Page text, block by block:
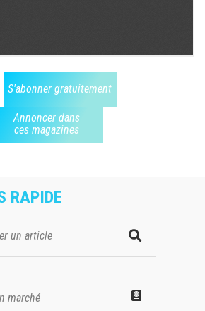
S'abonner gratuitement
Annoncer dans
ces magazines
RAPIDE
marché